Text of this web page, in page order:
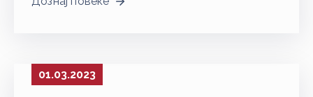
01.03.2023